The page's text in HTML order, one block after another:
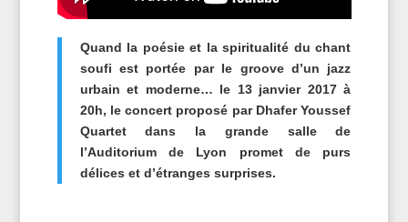
Quand la poésie et la spiritualité du chant
soufi est portée par le groove d’un jazz
urbain et moderne… le 13 janvier 2017 à
20h, le concert proposé par Dhafer Youssef
Quartet dans la grande salle de
l’Auditorium de Lyon promet de purs
délices et d’étranges surprises.